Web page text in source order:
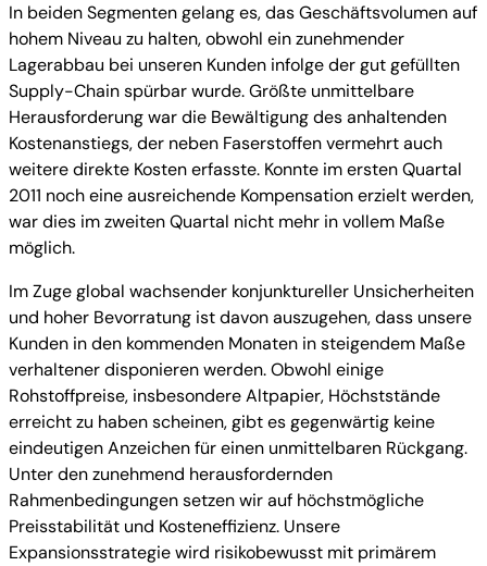
In beiden Segmenten gelang es, das Geschäftsvolumen auf
hohem Niveau zu halten, obwohl ein zunehmender
Lagerabbau bei unseren Kunden infolge der gut gefüllten
Supply-Chain spürbar wurde. Größte unmittelbare
Herausforderung war die Bewältigung des anhaltenden
Kostenanstiegs, der neben Faserstoffen vermehrt auch
weitere direkte Kosten erfasste. Konnte im ersten Quartal
2011 noch eine ausreichende Kompensation erzielt werden,
war dies im zweiten Quartal nicht mehr in vollem Maße
möglich.
Im Zuge global wachsender konjunktureller Unsicherheiten
und hoher Bevorratung ist davon auszugehen, dass unsere
Kunden in den kommenden Monaten in steigendem Maße
verhaltener disponieren werden. Obwohl einige
Rohstoffpreise, insbesondere Altpapier, Höchststände
erreicht zu haben scheinen, gibt es gegenwärtig keine
eindeutigen Anzeichen für einen unmittelbaren Rückgang.
Unter den zunehmend herausfordernden
Rahmenbedingungen setzen wir auf höchstmögliche
Preisstabilität und Kosteneffizienz. Unsere
Expansionsstrategie wird risikobewusst mit primärem